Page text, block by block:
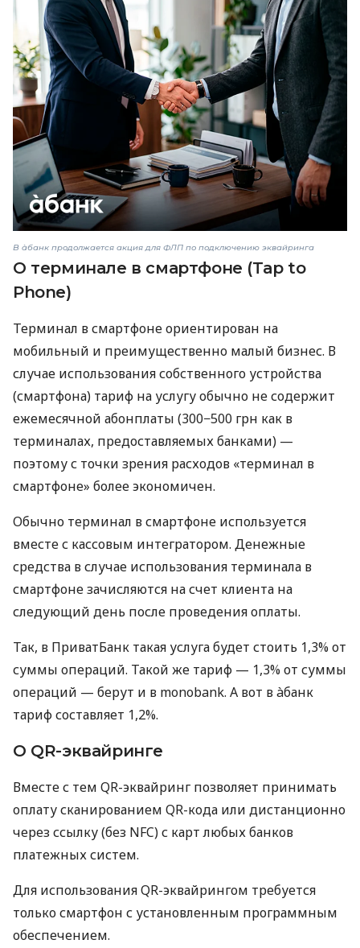
В àбанк продолжается акция для ФЛП по подключению эквайринга
О терминале в смартфоне (Tap to
Phone)
Терминал в смартфоне ориентирован на
мобильный и преимущественно малый бизнес. В
случае использования собственного устройства
(смартфона) тариф на услугу обычно не содержит
ежемесячной абонплаты (300−500 грн как в
терминалах, предоставляемых банками) —
поэтому с точки зрения расходов «терминал в
смартфоне» более экономичен.
Обычно терминал в смартфоне используется
вместе с кассовым интегратором. Денежные
средства в случае использования терминала в
смартфоне зачисляются на счет клиента на
следующий день после проведения оплаты.
Так, в ПриватБанк такая услуга будет стоить 1,3% от
суммы операций. Такой же тариф — 1,3% от суммы
операций — берут и в monobank. А вот в àбанк
тариф составляет 1,2%.
О QR-эквайринге
Вместе с тем QR-эквайринг позволяет принимать
оплату сканированием QR-кода или дистанционно
через ссылку (без NFC) с карт любых банков
платежных систем.
Для использования QR-эквайрингом требуется
только смартфон с установленным программным
обеспечением.